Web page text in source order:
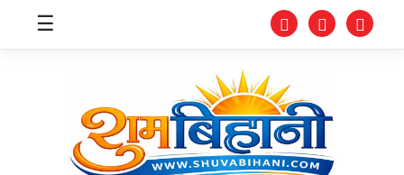
स्वास्थ्य
☰